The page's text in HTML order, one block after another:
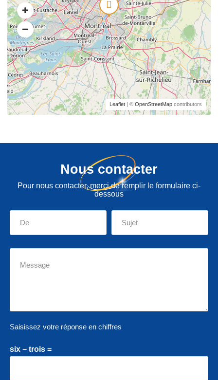
Leaflet | © OpenStreetMap contributors
Nous contacter
Pour nous contacter, merci de remplir le formulaire ci-
dessous
Saisissez votre réponse en chiffres
six − trois =